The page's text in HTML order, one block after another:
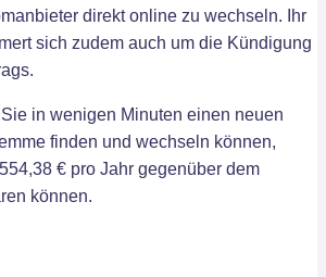
direkt online zu wechseln. Ihr
sich zudem auch um die Kündigung
in wenigen Minuten einen neuen
finden und wechseln können,
€ pro Jahr gegenüber dem
können.